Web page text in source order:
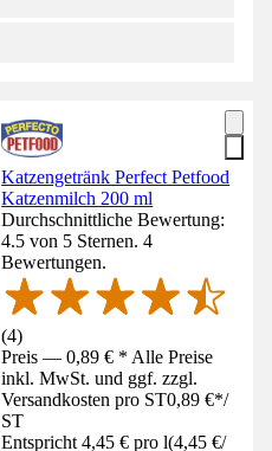
Katzengetränk Perfect Petfood
Katzenmilch 200 ml
Durchschnittliche Bewertung:
4.5 von 5 Sternen. 4
Bewertungen.
(4)
Preis — 0,89 € * Alle Preise
inkl. MwSt. und ggf. zzgl.
Versandkosten pro ST0,89 €*/
ST
Entspricht 4,45 € pro l(4,45 €/